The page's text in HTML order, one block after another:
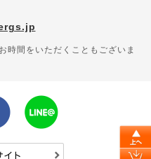
時間をいただくこともございま